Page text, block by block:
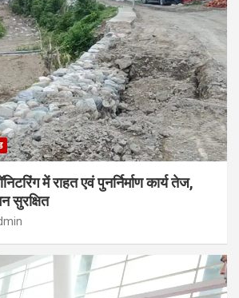
में राहत एवं पुनर्निर्माण कार्य तेज,
सुरक्षित